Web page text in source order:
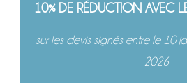
10% DE RÉDUCTION AVEC
sur les devis signés entre le 10
2026